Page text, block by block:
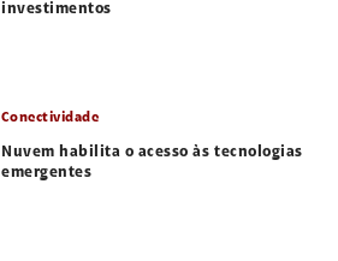
investimentos
Conectividade
Nuvem habilita o acesso às tecnologias
emergentes